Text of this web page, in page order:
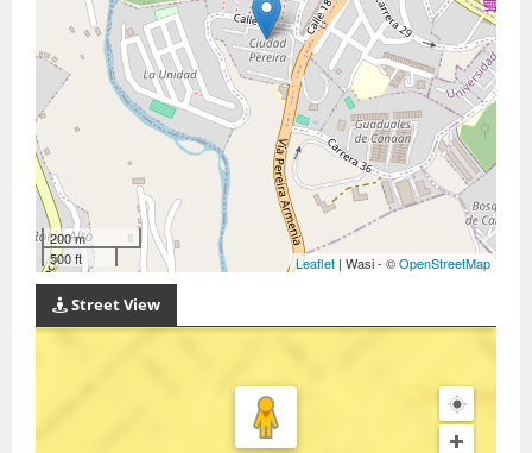
200 m
500 ft
Leaflet | Wasi - ©OpenStreetMap
Street View